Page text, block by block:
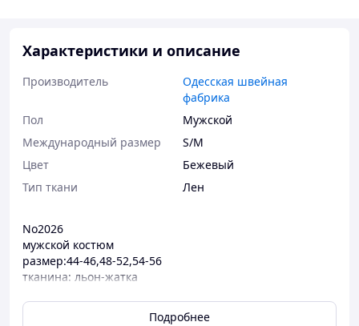
Характеристики и описание
Производитель
Одесская швейная
фабрика
Пол
Мужской
Международный размер
S/M
Цвет
Бежевый
Тип ткани
Лен
No2026
мужской костюм
размер:44-46,48-52,54-56
тканина: льон-жатка
Подробнее